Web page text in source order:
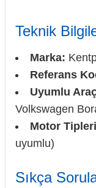
Teknik
Marka:
Referans
Uyumlu
Volkswagen
Motor
uyumlu)
Sıkça